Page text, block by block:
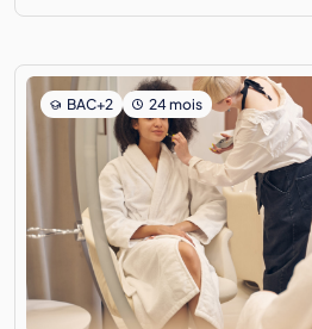
BAC+2 24 mois